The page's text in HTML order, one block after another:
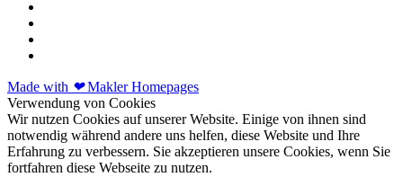
Made with ❤Makler Homepages
Verwendung von Cookies
Wir nutzen Cookies auf unserer Website. Einige von ihnen sind
notwendig während andere uns helfen, diese Website und Ihre
Erfahrung zu verbessern. Sie akzeptieren unsere Cookies, wenn Sie
fortfahren diese Webseite zu nutzen.